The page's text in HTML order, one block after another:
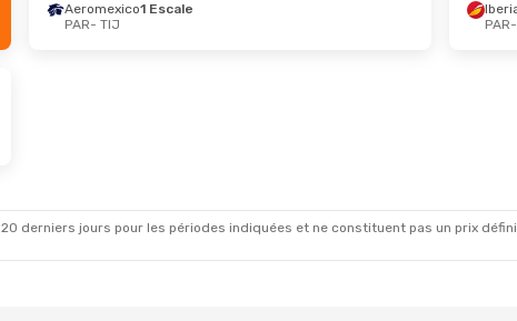
Aeromexico1 Escale
PAR- TIJ
PAR
derniers jours pour les périodes indiquées et ne constituent pas un prix